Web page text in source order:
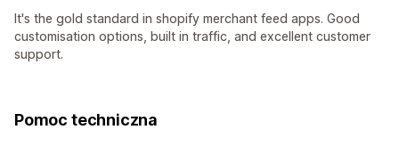
It's the gold standard in shopify merchant feed apps. Good
customisation options, built in traffic, and excellent customer
support.
Pomoc techniczna